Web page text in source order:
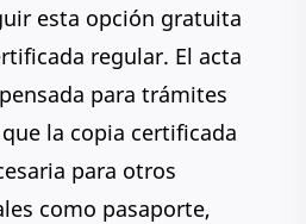
esta opción gratuita
regular. El acta
para trámites
la copia certificada
para otros
como pasaporte,